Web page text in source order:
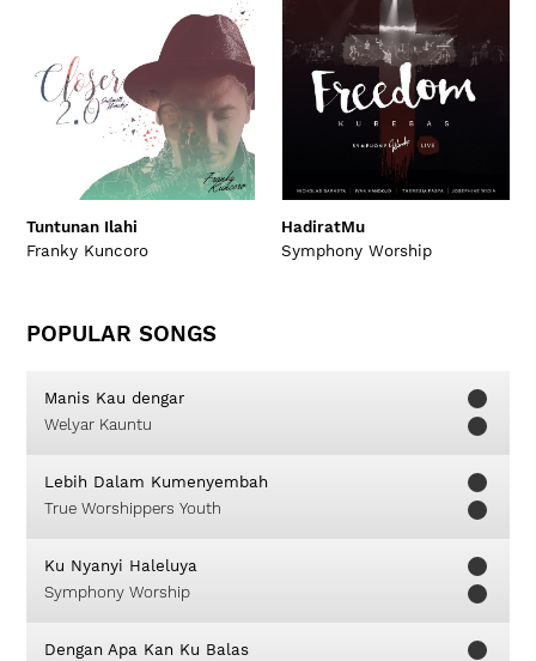
Tuntunan Ilahi
Franky Kuncoro
HadiratMu
Symphony Worship
POPULAR SONGS
Manis Kau dengar
Welyar Kauntu
Lebih Dalam Kumenyembah
True Worshippers Youth
Ku Nyanyi Haleluya
Symphony Worship
Dengan Apa Kan Ku Balas